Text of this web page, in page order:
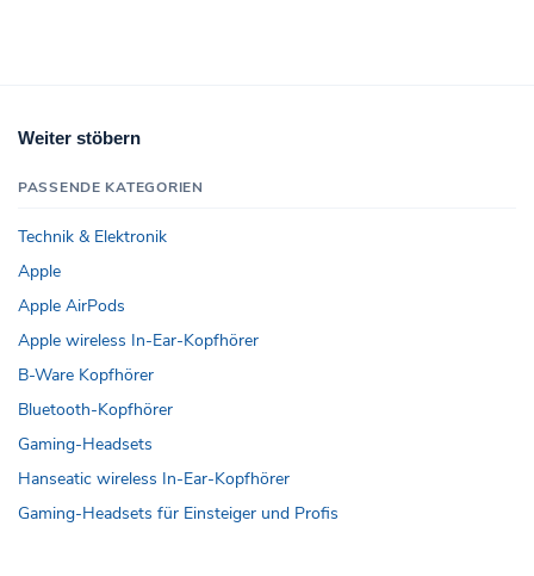
Weiter stöbern
PASSENDE KATEGORIEN
Technik & Elektronik
Apple
Apple AirPods
Apple wireless In-Ear-Kopfhörer
B-Ware Kopfhörer
Bluetooth-Kopfhörer
Gaming-Headsets
Hanseatic wireless In-Ear-Kopfhörer
Gaming-Headsets für Einsteiger und Profis